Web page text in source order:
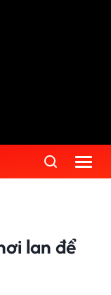
lan để